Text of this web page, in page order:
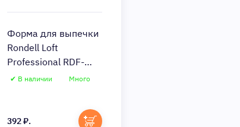
Форма для выпечки
Rondell Loft
Professional RDF-
1313 (Цвет: Gray)
✔ В наличии Много
392 ₽.